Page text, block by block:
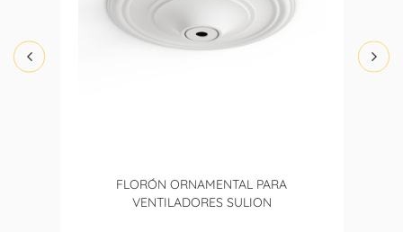
FLORÓN ORNAMENTAL PARA
VENTILADORES SULION